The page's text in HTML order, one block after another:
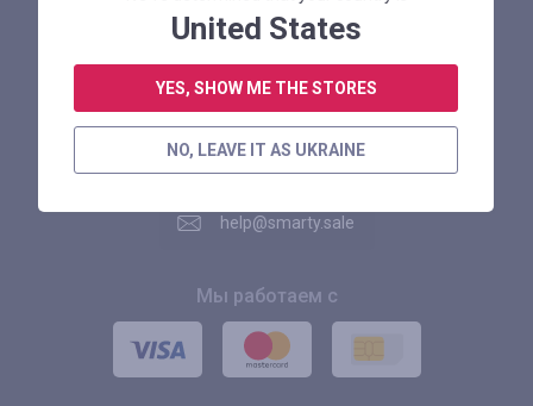
Служба поддержки Smarty.Sale
help@smarty.sale
Мы работаем с
United States
YES, SHOW ME THE STORES
NO, LEAVE IT AS UKRAINE